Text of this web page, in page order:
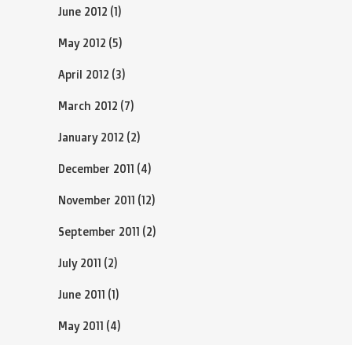
June 2012 (1)
May 2012 (5)
April 2012 (3)
March 2012 (7)
January 2012 (2)
December 2011 (4)
November 2011 (12)
September 2011 (2)
July 2011 (2)
June 2011 (1)
May 2011 (4)